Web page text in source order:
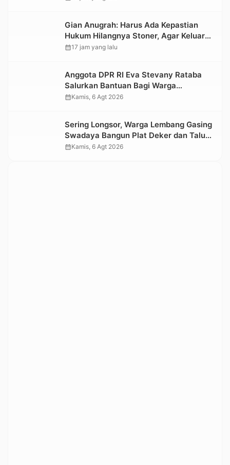
Gian Anugrah: Harus Ada Kepastian
Hukum Hilangnya Stoner, Agar Keluarga
tidak Larut dalam Trauma dan
calendar_month17 jam yang lalu
Anggota DPR RI Eva Stevany Rataba
Salurkan Bantuan Bagi Warga
Terdampak Longsor di Buntu Pepasan
calendar_monthKamis, 6 Agt 2026
Sering Longsor, Warga Lembang Gasing
Swadaya Bangun Plat Deker dan Talut
Jalan Penghubung Antar Lembang
calendar_monthKamis, 6 Agt 2026